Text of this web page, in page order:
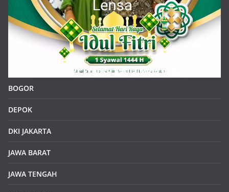
BOGOR
DEPOK
DKI JAKARTA
JAWA BARAT
JAWA TENGAH